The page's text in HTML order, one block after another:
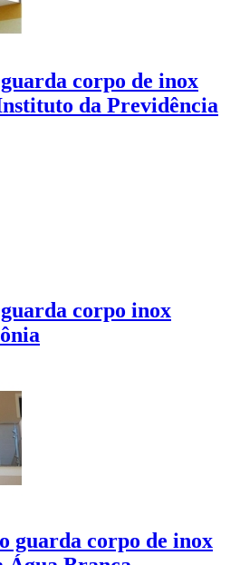
corpo de inox
da Previdência
corpo inox
guarda corpo de inox